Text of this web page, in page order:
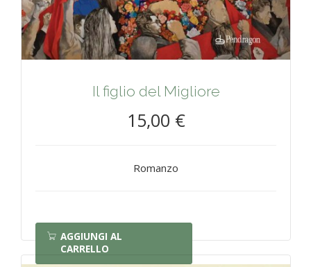
Il figlio del Migliore
15,00 €
Romanzo
AGGIUNGI AL
CARRELLO